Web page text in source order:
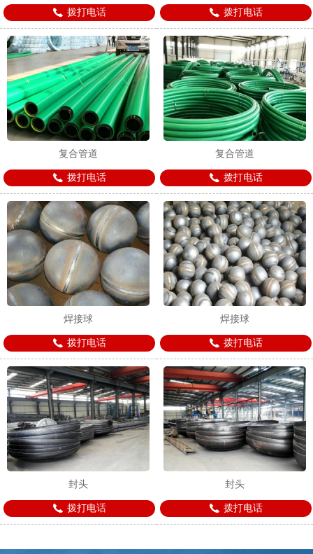
拨打电话 拨打电话
复合管道
拨打电话
复合管道
拨打电话
焊接球
拨打电话
焊接球
拨打电话
封头
拨打电话
封头
拨打电话